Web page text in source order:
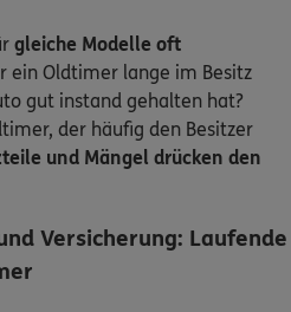
gleiche Modelle oft
ein Oldtimer lange im Besitz
gut instand gehalten hat?
der häufig den Besitzer
und Mängel drücken den
Versicherung: Laufende